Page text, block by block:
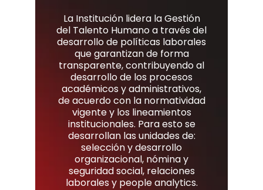
La Institución lidera la Gestión
del Talento Humano a través del
desarrollo de políticas laborales
que garantizan de forma
transparente, contribuyendo al
desarrollo de los procesos
académicos y administrativos,
de acuerdo con la normatividad
vigente y los lineamientos
institucionales. Para esto se
desarrollan las unidades de:
selección y desarrollo
organizacional, nómina y
seguridad social, relaciones
laborales y people analytics.